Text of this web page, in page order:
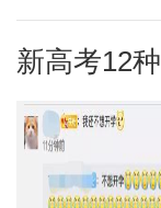
新高考12